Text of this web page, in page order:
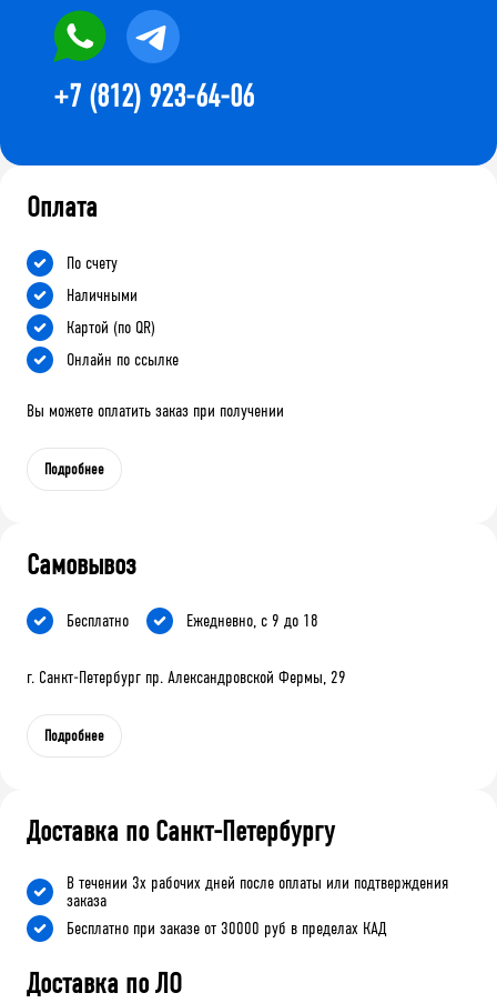
+7 (812) 923-64-06
Оплата
По счету
Наличными
Картой (по QR)
Онлайн по ссылке
Вы можете оплатить заказ при получении
Подробнее
Самовывоз
Бесплатно Ежедневно, с 9 до 18
г. Санкт-Петербург пр. Александровской Фермы, 29
Подробнее
Доставка по Санкт-Петербургу
В течении 3х рабочих дней после оплаты или подтверждения
заказа
Бесплатно при заказе от 30000 руб в пределах КАД
Доставка по ЛО